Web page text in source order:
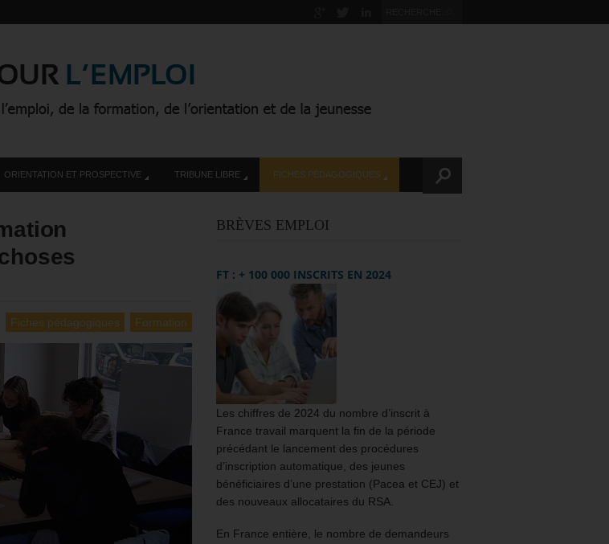
ORIENTATION ET PROSPECTIVE TRIBUNE LIBRE FICHES PÉDAGOGIQUES
Fiches pédagogiques Formation
BRÈVES EMPLOI
FT : + 100 000 INSCRITS EN 2024
Les chiffres de 2024 du nombre d’inscrit à
France travail marquent la fin de la période
précédant le lancement des procédures
d’inscription automatique, des jeunes
bénéficiaires d’une prestation (Pacea et CEJ) et
des nouveaux allocataires du RSA.
En France entière, le nombre de demandeurs